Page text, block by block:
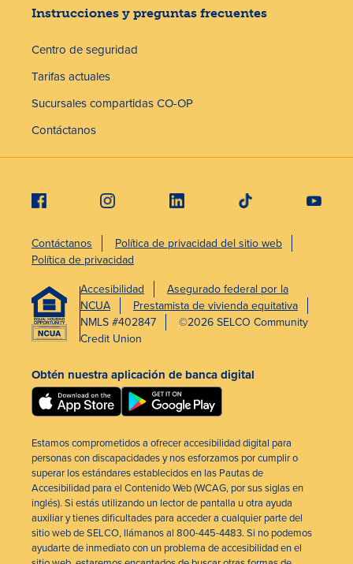
Instrucciones y preguntas frecuentes
Centro de seguridad
Tarifas actuales
Sucursales compartidas CO-OP
Contáctanos
Contáctanos
Política de privacidad del sitio web
Política de privacidad
Accesibilidad
Asegurado federal por la
NCUA
Prestamista de vivienda equitativa
NMLS #402847
©2026 SELCO Community
Credit Union
Obtén nuestra aplicación de banca digital
Estamos comprometidos a ofrecer accesibilidad digital para
personas con discapacidades y nos esforzamos por cumplir o
superar los estándares establecidos en las Pautas de
Accesibilidad para el Contenido Web (WCAG, por sus siglas en
inglés). Si estás utilizando un lector de pantalla u otra ayuda
auxiliar y tienes dificultades para acceder a cualquier parte del
sitio web de SELCO, llámanos al 800-445-4483. Si no podemos
ayudarte de inmediato con un problema de accesibilidad en el